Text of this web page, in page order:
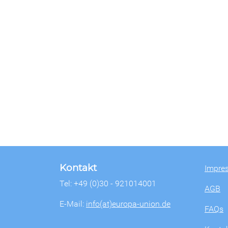
Kontakt
Tel: +49 (0)30 - 921014001
E-Mail: info(at)europa-union.de
AGB
FAQs